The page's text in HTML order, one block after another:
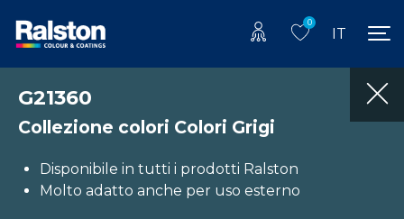
0
IT
G21360
Collezione colori Colori Grigi
Disponibile in tutti i prodotti Ralston
Molto adatto anche per uso esterno